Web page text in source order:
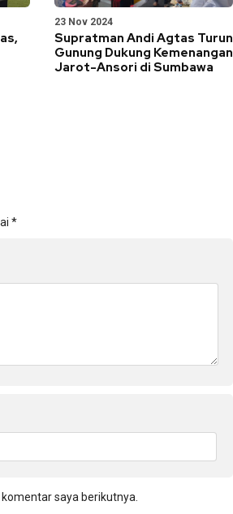
23 Nov 2024
Supratman Andi Agtas Turun
Gunung Dukung Kemenangan
Jarot-Ansori di Sumbawa
*
saya berikutnya.